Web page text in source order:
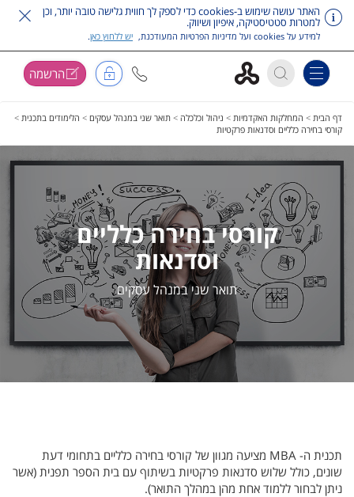
האתר עושה שימוש ב-cookies כדי לספק לך חווית גלישה טובה יותר, וכן
למטרות סטטיסטיקה, איפיון ושיווק.
למידע על cookies ועל מדיניות הפרטיות המעודכנת, יש ללחוץ כאן.
Toggle navigation הרשמה
דף הבית > המחלקות האקדמיות > ניהול וכלכלה > תואר שני במנהל עסקים > הלימודים בתכנית >
קורסי בחירה כלליים וסדנאות פרקטיות
קורסי בחירה כלליים
וסדנאות
תואר שני במנהל עסקים
תכנית ה- MBA מציעה מגוון של קורסי בחירה כלליים בתחומי דעת
שונים, כולל שלוש סדנאות פרקטיות בשיתוף עם בית הספר תפנית (אשר
ניתן לבחור ללמוד אחת מהן במהלך התואר).